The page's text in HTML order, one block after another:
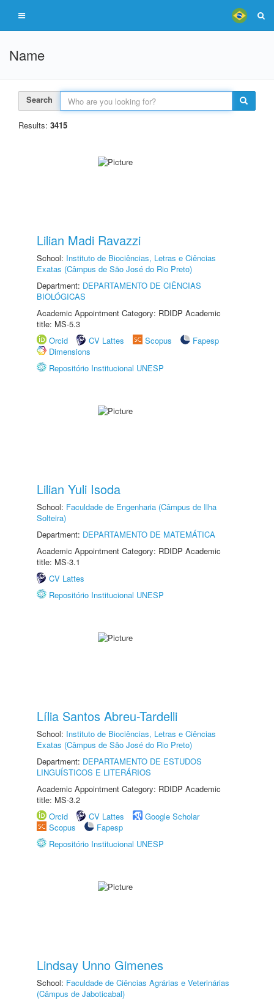
Name
Search
Results: 3415
Lilian Madi Ravazzi
School: Instituto de Biociências, Letras e Ciências
Exatas (Câmpus de São José do Rio Preto)
Department: DEPARTAMENTO DE CIÊNCIAS
BIOLÓGICAS
Academic Appointment Category: RDIDP Academic
title: MS-5.3
Orcid
CV Lattes Scopus
Fapesp
Dimensions
Repositório Institucional UNESP
Lilian Yuli Isoda
School: Faculdade de Engenharia (Câmpus de Ilha
Solteira)
Department: DEPARTAMENTO DE MATEMÁTICA
Academic Appointment Category: RDIDP Academic
title: MS-3.1
CV Lattes
Repositório Institucional UNESP
Lília Santos Abreu-Tardelli
School: Instituto de Biociências, Letras e Ciências
Exatas (Câmpus de São José do Rio Preto)
Department: DEPARTAMENTO DE ESTUDOS
LINGUÍSTICOS E LITERÁRIOS
Academic Appointment Category: RDIDP Academic
title: MS-3.2
Orcid
CV Lattes
Google Scholar
Scopus
Fapesp
Repositório Institucional UNESP
Lindsay Unno Gimenes
School: Faculdade de Ciências Agrárias e Veterinárias
(Câmpus de Jaboticabal)